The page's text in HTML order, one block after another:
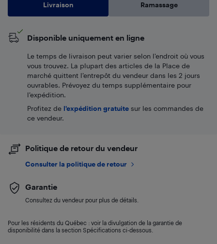
Livraison Ramassage
Disponible uniquement en ligne
Le temps de livraison peut varier selon l'endroit où vous
vous trouvez. La plupart des articles de la Place de
marché quittent l’entrepôt du vendeur dans les 2 jours
ouvrables. Prévoyez du temps supplémentaire pour
l’expédition.
Profitez de l'expédition gratuite sur les commandes de
ce vendeur.
Politique de retour du vendeur
Consulter la politique de retour
Garantie
Consultez du vendeur pour plus de détails.
Pour les résidents du Québec : voir la divulgation de la garantie de
disponibilité dans la section Spécifications ci-dessous.